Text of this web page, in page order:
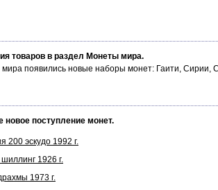
товаров в раздел Монеты мира.
появились новые наборы монет: Гаити,
новое поступление монет.
200 эскудо 1992 г.
1926 г.
1973 г.